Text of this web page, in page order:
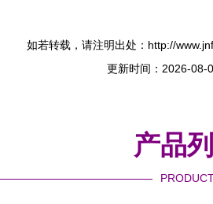
如若转载，请注明出处：http://
更新时间：2026-08-
产品